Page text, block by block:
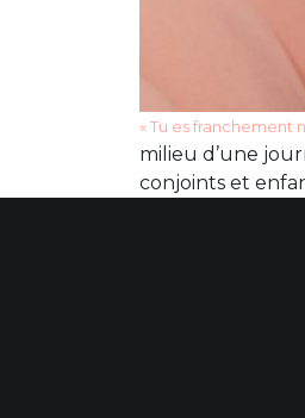
« Tu es franchement
milieu d’une
conjoints et